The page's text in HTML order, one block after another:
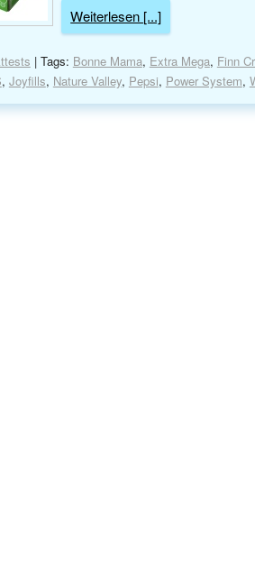
Weiterlesen [...]
| Tags: Bonne Mama, Extra Mega, Finn
, Joyfills, Nature Valley, Pepsi, Power System,